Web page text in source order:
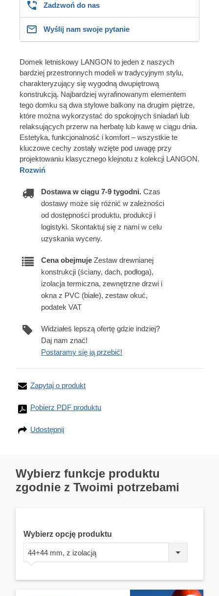
Zadzwoń do nas
Wyślij nam swoje pytanie
Domek letniskowy LANGON to jeden z naszych
bardziej przestronnych modeli w tradycyjnym stylu,
charakteryzujący się wygodną dwupiętrową
konstrukcją. Najbardziej wyrafinowanym elementem
tego domku są dwa stylowe balkony na drugim piętrze,
które można wykorzystać do spokojnych śniadań lub
relaksujących przerw na herbatę lub kawę w ciągu dnia.
Estetyka, funkcjonalność i komfort – wszystkie te
kluczowe cechy zostały wzięte pod uwagę przy
projektowaniu klasycznego klejnotu z kolekcji LANGON.
Rozwiń
Dostawa w ciągu 7-9 tygodni. Czas
dostawy może się różnić w zależności
od dostępności produktu, produkcji i
logistyki. Skontaktuj się z nami w celu
uzyskania wyceny.
Cena obejmuje Zestaw drewnianej
konstrukcji (ściany, dach, podłoga),
izolacja termiczna, zewnętrzne drzwi i
okna z PVC (białe), zestaw okuć,
podatek VAT
Widziałeś lepszą ofertę gdzie indziej?
Daj nam znać!
Postaramy się ją przebić!
Zapytaj o produkt
Pobierz PDF produktu
Udostępnij
Wybierz funkcje produktu
zgodnie z Twoimi potrzebami
Wybierz opcję produktu
44+44 mm, z izolacją